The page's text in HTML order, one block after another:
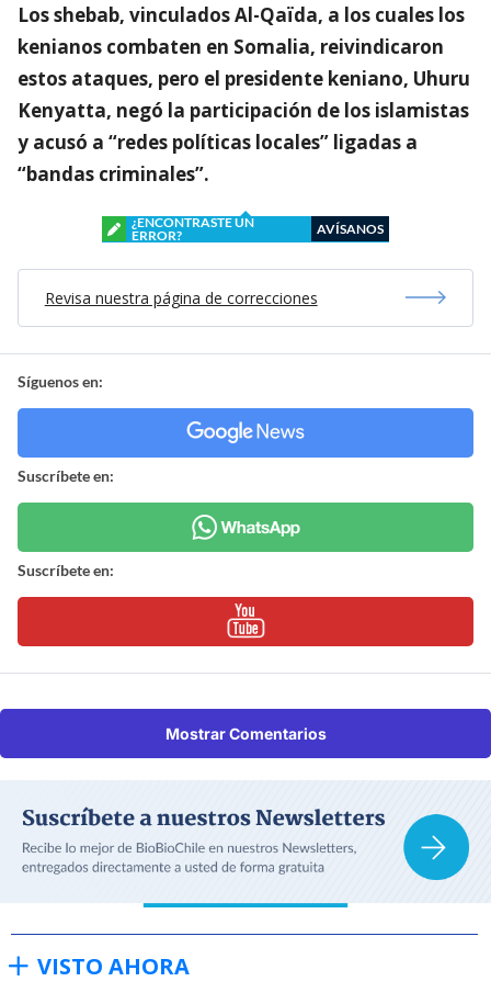
Los shebab, vinculados Al-Qaïda, a los cuales los
kenianos combaten en Somalia, reivindicaron
estos ataques, pero el presidente keniano, Uhuru
Kenyatta, negó la participación de los islamistas
y acusó a “redes políticas locales” ligadas a
“bandas criminales”.
¿ENCONTRASTE UN
ERROR?
AVÍSANOS
Revisa nuestra página de correcciones
Síguenos en:
Suscríbete en:
Suscríbete en:
Mostrar Comentarios
VISTO AHORA